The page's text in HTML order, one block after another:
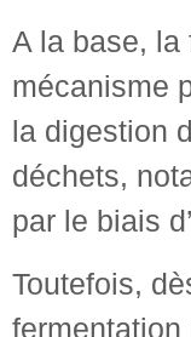
A la base, la
mécanisme
la digestion
déchets,
par le biais
Toutefois,
fermentation